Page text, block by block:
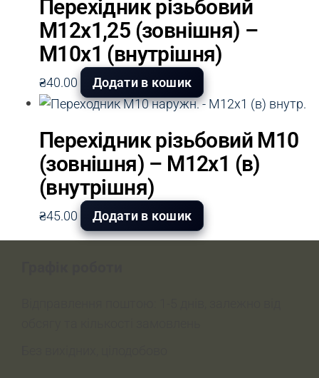
Перехідник різьбовий
М12х1,25 (зовнішня) –
М10х1 (внутрішня)
₴40.00 Додати в кошик
Перехідник різьбовий М10
(зовнішня) – М12х1 (в)
(внутрішня)
₴45.00 Додати в кошик